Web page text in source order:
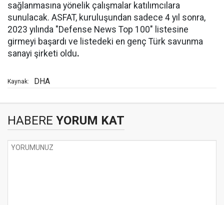
sağlanmasına yönelik çalışmalar katılımcılara
sunulacak. ASFAT, kuruluşundan sadece 4 yıl sonra,
2023 yılında "Defense News Top 100" listesine
girmeyi başardı ve listedeki en genç Türk savunma
sanayi şirketi oldu.
Kaynak: DHA
HABERE YORUM KAT